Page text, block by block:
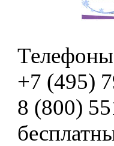
+7 (495)
8 (800)